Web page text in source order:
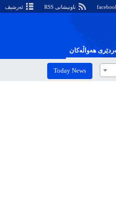
ناونیشانی RSS ئەرشیڤ
هەواڵەکان
Today News